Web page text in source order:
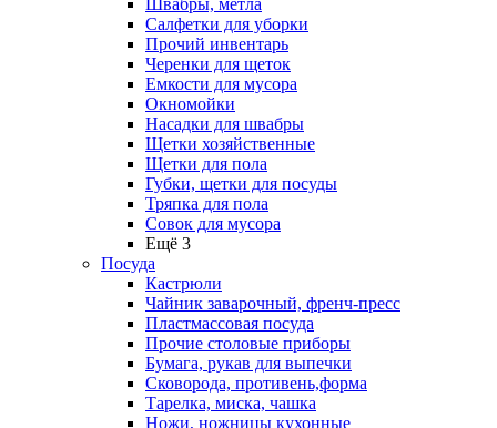
Швабры, метла
Салфетки для уборки
Прочий инвентарь
Черенки для щеток
Емкости для мусора
Окномойки
Насадки для швабры
Щетки хозяйственные
Щетки для пола
Губки, щетки для посуды
Тряпка для пола
Совок для мусора
Ещё 3
Посуда
Кастрюли
Чайник заварочный, френч-пресс
Пластмассовая посуда
Прочие столовые приборы
Бумага, рукав для выпечки
Сковорода, противень,форма
Тарелка, миска, чашка
Ножи, ножницы кухонные